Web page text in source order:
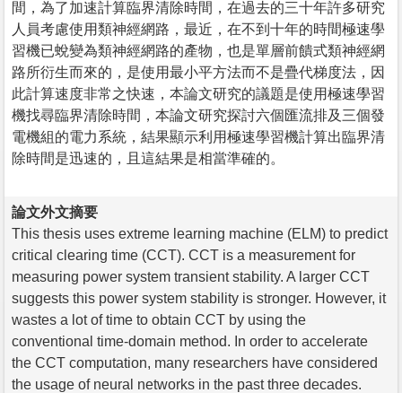
間，為了加速計算臨界清除時間，在過去的三十年許多研究
人員考慮使用類神經網路，最近，在不到十年的時間極速學
習機已蛻變為類神經網路的產物，也是單層前饋式類神經網
路所衍生而來的，是使用最小平方法而不是疊代梯度法，因
此計算速度非常之快速，本論文研究的議題是使用極速學習
機找尋臨界清除時間，本論文研究探討六個匯流排及三個發
電機組的電力系統，結果顯示利用極速學習機計算出臨界清
除時間是迅速的，且這結果是相當準確的。
論文外文摘要
This thesis uses extreme learning machine (ELM) to predict
critical clearing time (CCT). CCT is a measurement for
measuring power system transient stability. A larger CCT
suggests this power system stability is stronger. However, it
wastes a lot of time to obtain CCT by using the
conventional time-domain method. In order to accelerate
the CCT computation, many researchers have considered
the usage of neural networks in the past three decades.